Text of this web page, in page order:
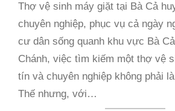
Thợ vệ sinh máy giặt tại Bà Cả
chuyên nghiệp, phục vụ cả ngày
cư dân sống quanh khu vực Bà
Chánh, việc tìm kiếm một thợ vệ
tín và chuyên nghiệp không phải
Thế nhưng, với…